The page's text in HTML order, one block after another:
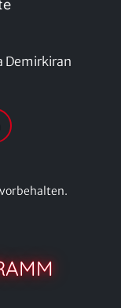
Demirkiran